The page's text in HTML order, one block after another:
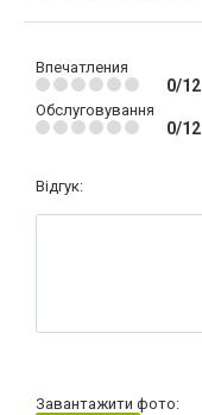
Впечатления
0/12
Обслуговування
0/12
Відгук:
Завантажити фото: